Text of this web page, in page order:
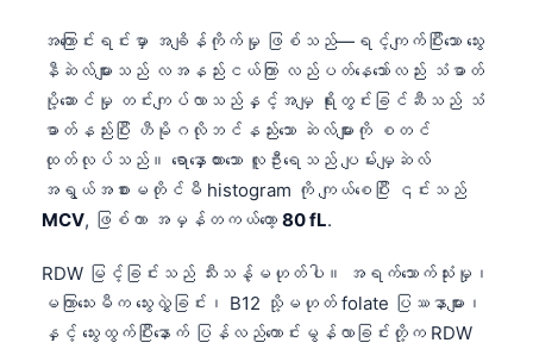
အကြောင်းရင်းမှာ အချိန်ကိုက်မှု ဖြစ်သည်—ရင့်ကျက်ပြီးသော သွေး
နီဆဲလ်များသည် လအနည်းငယ်ကြာ လည်ပတ်နေသော်လည်း သံဓာတ်
ပို့ဆောင်မှု တင်းကျပ်လာသည်နှင့်အမျှ ရိုးတွင်းခြင်ဆီသည် သံ
ဓာတ်နည်းပြီး ဟီမိုဂလိုဘင်နည်းသော ဆဲလ်များကို စတင်
ထုတ်လုပ်သည်။ ရောနှောထားသော လူဦးရေသည် ပျမ်းမျှဆဲလ်
အရွယ်အစားမတိုင်မီ histogram ကို ကျယ်စေပြီး ၎င်းသည်
MCV, ဖြစ်ကာ အမှန်တကယ်တော့ 80 fL.
RDW မြင့်ခြင်းသည် သီးသန့်မဟုတ်ပါ။ အရက်သောက်သုံးမှု၊
မကြာသေးမီက သွေးလွှဲခြင်း၊ B12 သို့မဟုတ် folate ပြဿနာများ၊
နှင့် သွေးထွက်ပြီးနောက် ပြန်လည်ကောင်းမွန်လာခြင်းတို့က RDW